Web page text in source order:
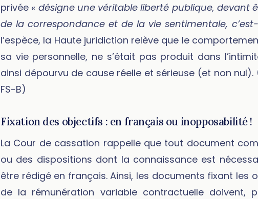
privée « désigne une véritable liberté publique, devant
de la correspondance et de la vie sentimentale,
l’espèce, la Haute juridiction relève que le
sa vie personnelle, ne s’était pas produit dans
ainsi dépourvu de cause réelle et sérieuse (et non nul).
FS-B)
Fixation des objectifs : en français ou inopposabilité !
La Cour de cassation rappelle que tout document
ou des dispositions dont la connaissance est
être rédigé en français. Ainsi, les documents fixant les
de la rémunération variable contractuelle doivent,